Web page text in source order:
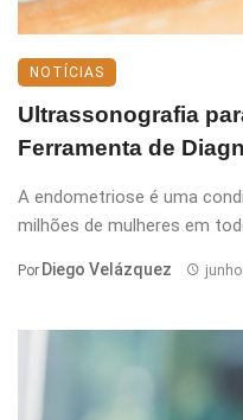
NOTÍCIAS
Ultrassonografia
Ferramenta de
A endometriose é uma
milhões de mulheres em
Por Diego Velázquez